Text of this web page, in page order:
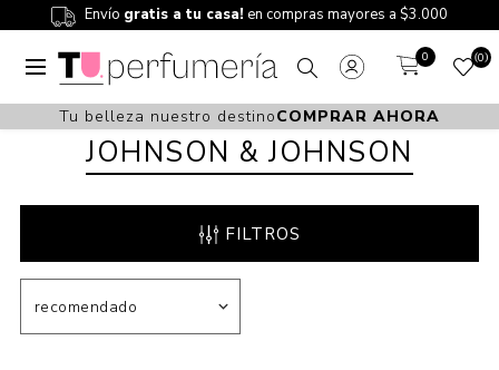
Envío gratis a tu casa! en compras mayores a $3.000
0 0
Tu belleza nuestro destinoCOMPRAR AHORA
JOHNSON & JOHNSON
FILTROS